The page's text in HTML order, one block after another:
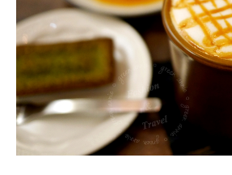
有
WIFI
有
插
座
的
舒
適
咖
啡
廳
~